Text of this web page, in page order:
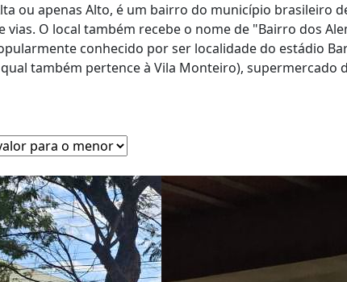
ou apenas Alto, é um bairro do município brasileiro
vias. O local também recebe o nome de "Bairro dos
conhecido por ser localidade do estádio
também pertence à Vila Monteiro), supermercado